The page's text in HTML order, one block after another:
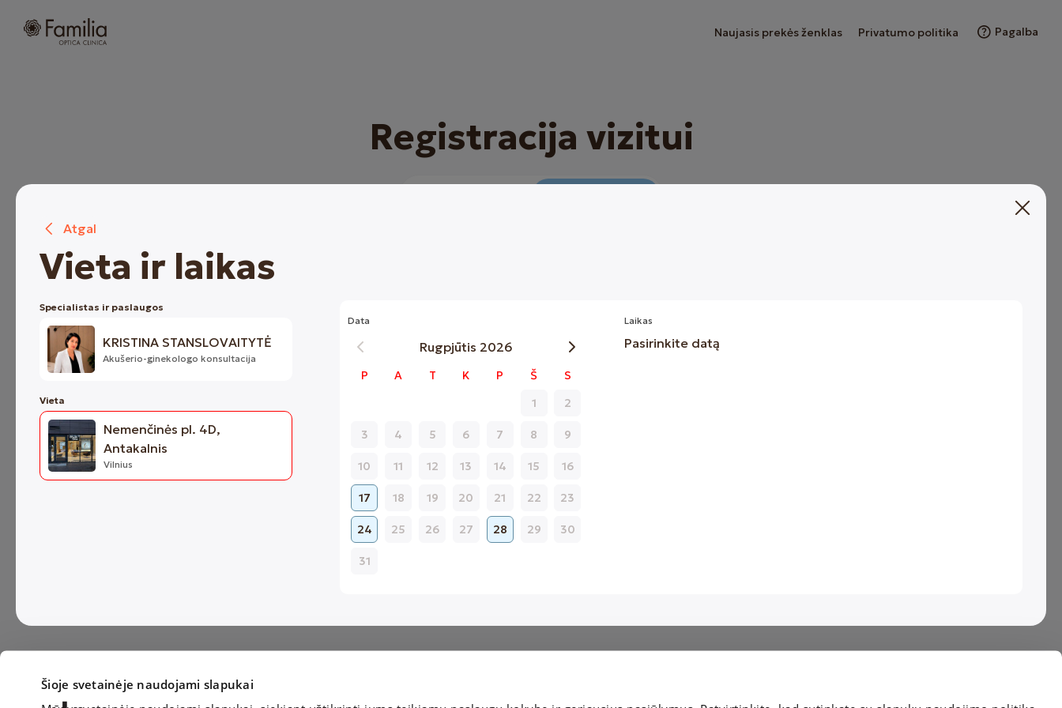
Šioje svetainėje naudojami slapukai
Naujasis prekės ženklas Privatumo politika Pagalba
Registracija vizitui
1. Specialistas ir paslaugos
Akušerio-ginekologo
konsultacija
Patvirtinti
Atgal
Vieta ir laikas
Specialistas ir paslaugos
KRISTINA STANSLOVAITYTĖ
Akušerio-ginekologo konsultacija
Vieta
Nemenčinės pl. 4D,
Antakalnis
Vilnius
Data
Rugpjūtis 2026
P A T K P Š
S
1
2
3 4 5 6 7 8 9
10 11 12 13 14 15 16
17 18 19 20 21 22 23
24 25 26 27 28 29 30
31
Laikas
Pasirinkite datą